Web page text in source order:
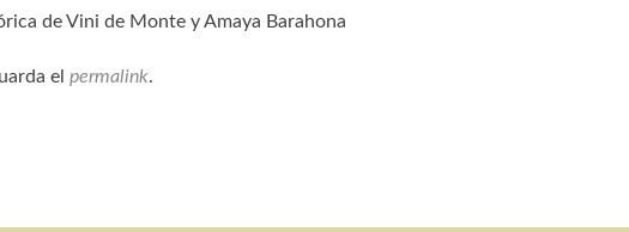
de Vini de Monte y Amaya Barahona
el permalink.